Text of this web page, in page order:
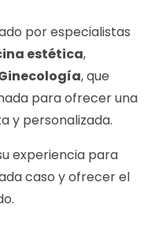
por especialistas
estética,
, que
para ofrecer una
y personalizada.
experiencia para
caso y ofrecer el